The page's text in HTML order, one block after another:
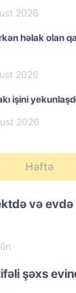
2026
həlak olan
2026
işini
2026
Həftə
və evdə
şəxs